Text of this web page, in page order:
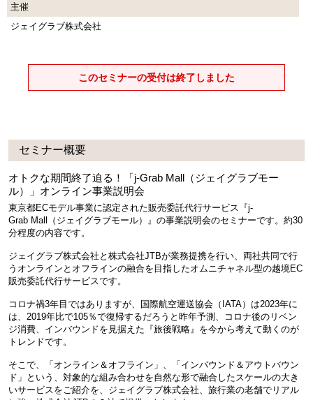
主催
ジェイグラブ株式会社
このセミナーの受付は終了しました
セミナー概要
オトクな期間終了迫る！「j-Grab Mall（ジェイグラブモー
ル）」オンライン事業説明会
東京都ECモデル事業に認定された販売委託代行サービス『j-
Grab Mall（ジェイグラブモール）』の事業説明会のセミナーです。約30
分程度の内容です。
ジェイグラブ株式会社と株式会社JTBが業務提携を行い、両社共同で行
うオンラインとオフラインの融合を目指したオムニチャネル型の越境EC
販売委託代行サービスです。
コロナ禍3年目ではありますが、国際航空運送協会（IATA）は2023年に
は、2019年比で105％で復帰するだろうと昨年予測、コロナ後のリベン
ジ消費、インバウンドを見据えた『旅後戦略』を今から考えて動くのが
トレンドです。
そこで、「オンライン＆オフライン」、「インバウンド＆アウトバウン
ド」という、対象的な組み合わせを自然な形で融合したスケールの大き
いサービスをご紹介を、ジェイグラブ株式会社、旅行業の老舗でリアル